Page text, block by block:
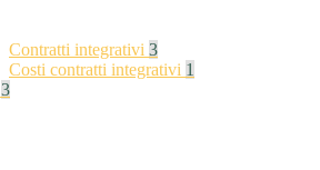
Contratti integrativi 3
Costi contratti integrativi 1
3